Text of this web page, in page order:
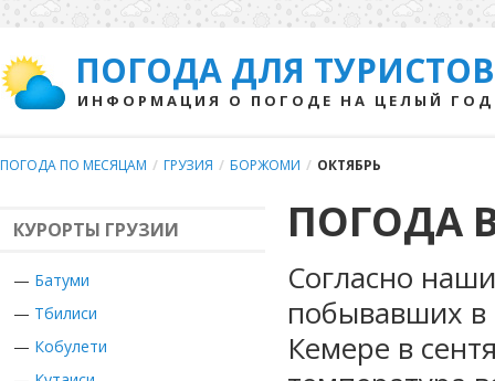
ПОГОДА ДЛЯ ТУРИСТОВ
ИНФОРМАЦИЯ О ПОГОДЕ НА ЦЕЛЫЙ ГОД
ПОГОДА ПО МЕСЯЦАМ / ГРУЗИЯ / БОРЖОМИ / ОКТЯБРЬ
КУРОРТЫ ГРУЗИИ
— Батуми
— Тбилиси
— Кобулети
ПОГОДА
Согласно
побывавших в
Кемере в